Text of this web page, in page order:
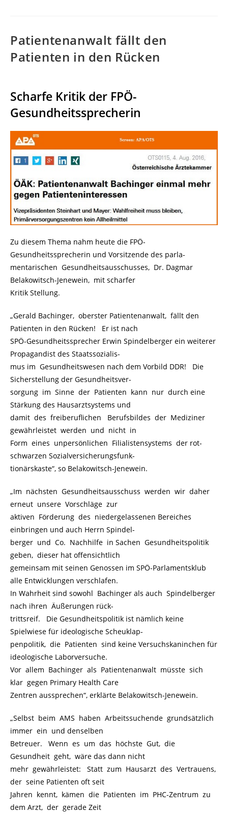
Patientenanwalt fällt den
Patienten in den Rücken
Scharfe Kritik der FPÖ-
Gesundheitssprecherin
Zu diesem Thema nahm heute die FPÖ-
Gesundheitssprecherin und Vorsitzende des parla-
mentarischen Gesundheitsausschusses, Dr. Dagmar
Belakowitsch-Jenewein, mit scharfer
Kritik Stellung.
„Gerald Bachinger, oberster Patientenanwalt, fällt den
Patienten in den Rücken! Er ist nach
SPÖ-Gesundheitssprecher Erwin Spindelberger ein weiterer
Propagandist des Staatssozialis-
mus im Gesundheitswesen nach dem Vorbild DDR! Die
Sicherstellung der Gesundheitsver-
sorgung im Sinne der Patienten kann nur durch eine
Stärkung des Hausarztsystems und
damit des freiberuflichen Berufsbildes der Mediziner
gewährleistet werden und nicht in
Form eines unpersönlichen Filialistensystems der rot-
schwarzen Sozialversicherungsfunk-
tionärskaste“, so Belakowitsch-Jenewein.
„Im nächsten Gesundheitsausschuss werden wir daher
erneut unsere Vorschläge zur
aktiven Förderung des niedergelassenen Bereiches
einbringen und auch Herrn Spindel-
berger und Co. Nachhilfe in Sachen Gesundheitspolitik
geben, dieser hat offensichtlich
gemeinsam mit seinen Genossen im SPÖ-Parlamentsklub
alle Entwicklungen verschlafen.
In Wahrheit sind sowohl Bachinger als auch Spindelberger
nach ihren Äußerungen rück-
trittsreif. Die Gesundheitspolitik ist nämlich keine
Spielwiese für ideologische Scheuklap-
penpolitik, die Patienten sind keine Versuchskaninchen für
ideologische Laborversuche.
Vor allem Bachinger als Patientenanwalt müsste sich
klar gegen Primary Health Care
Zentren aussprechen“, erklärte Belakowitsch-Jenewein.
„Selbst beim AMS haben Arbeitssuchende grundsätzlich
immer ein und denselben
Betreuer. Wenn es um das höchste Gut, die
Gesundheit geht, wäre das dann nicht
mehr gewährleistet: Statt zum Hausarzt des Vertrauens,
der seine Patienten oft seit
Jahren kennt, kämen die Patienten im PHC-Zentrum zu
dem Arzt, der gerade Zeit